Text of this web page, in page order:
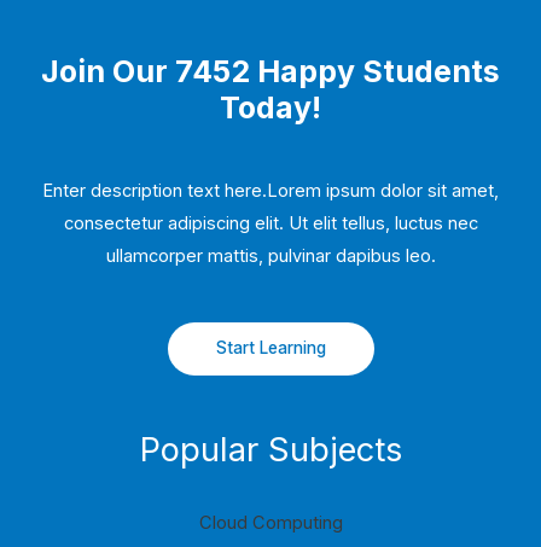
Join Our 7452 Happy Students​
Today!
Enter description text here.Lorem ipsum dolor sit amet,
consectetur adipiscing elit. Ut elit tellus, luctus nec
ullamcorper mattis, pulvinar dapibus leo.​
Start Learning
Popular Subjects
Cloud Computing